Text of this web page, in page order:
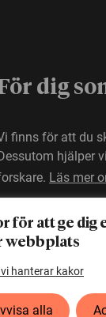
för att ge dig
webbplats
hanterar kakor
alla
dig
finns för att du
hjälper
Läs mer